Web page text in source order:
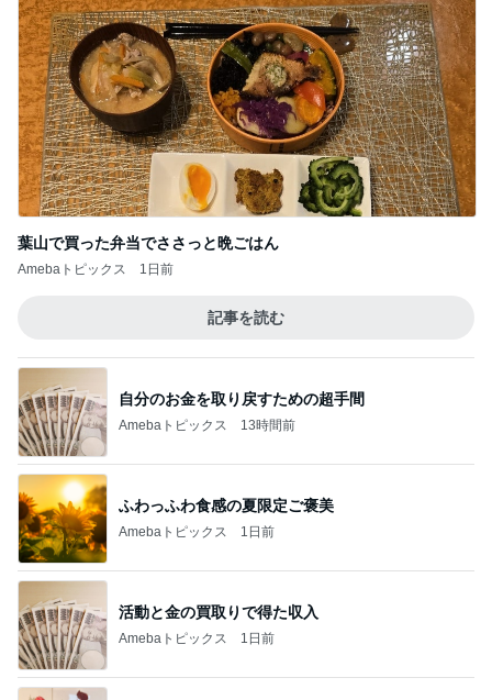
葉山で買った弁当でささっと晩ごはん
Amebaトピックス 1日前
記事を読む
自分のお金を取り戻すための超手間
Amebaトピックス 13時間前
ふわっふわ食感の夏限定ご褒美
Amebaトピックス 1日前
活動と金の買取りで得た収入
Amebaトピックス 1日前